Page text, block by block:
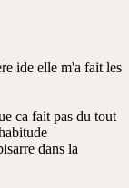
ide elle m'a fait les
ca fait pas du tout
dans la